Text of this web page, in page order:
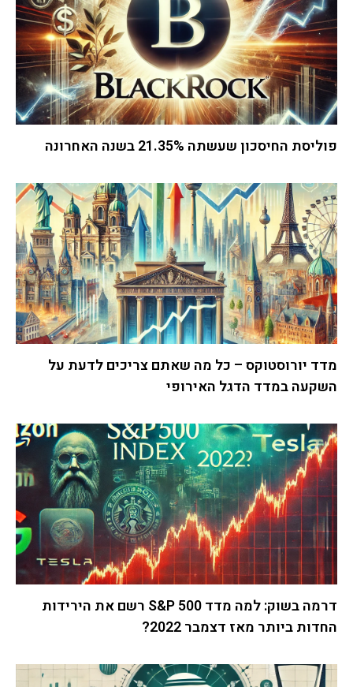
פוליסת החיסכון שעשתה 21.35% בשנה האחרונה
מדד יורוסטוקס – כל מה שאתם צריכים לדעת על
השקעה במדד הדגל האירופי
דרמה בשוק: למה מדד S&P 500 רשם את הירידות
החדות ביותר מאז דצמבר 2022?